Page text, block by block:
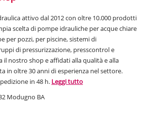
attivo dal 2012 con oltre 10.000 prodotti
scelta di pompe idrauliche per acque chiare
per pozzi, per piscine, sistemi di
di pressurizzazione, presscontrol e
il nostro shop e affidati alla qualità e alla
in oltre 30 anni di esperienza nel settore.
in 48 h. Leggi tutto
Modugno BA